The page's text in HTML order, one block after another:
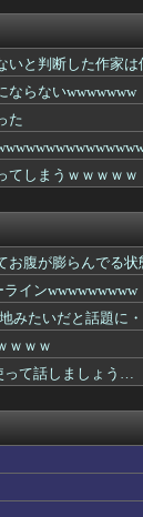
も知らない（早口）
婚した男、大炎上
してるやつｗｗｗｗ
の打ち切り伝えら
されるｗｗｗｗｗ
ｗｗｗｗ❤
ｗｗ
たｗｗｗｗｗｗｗ
ｗｗ
ｗｗｗｗ
ｗｗｗｗｗｗ
どｗｗｗｗｗｗｗ
と判断した作家は
ならないwwwwwww
た
てしまうｗｗｗｗｗ
お腹が膨らんでる
インwwwwwwwww
みたいだと話題に・
ｗｗｗ
って話しましょう…